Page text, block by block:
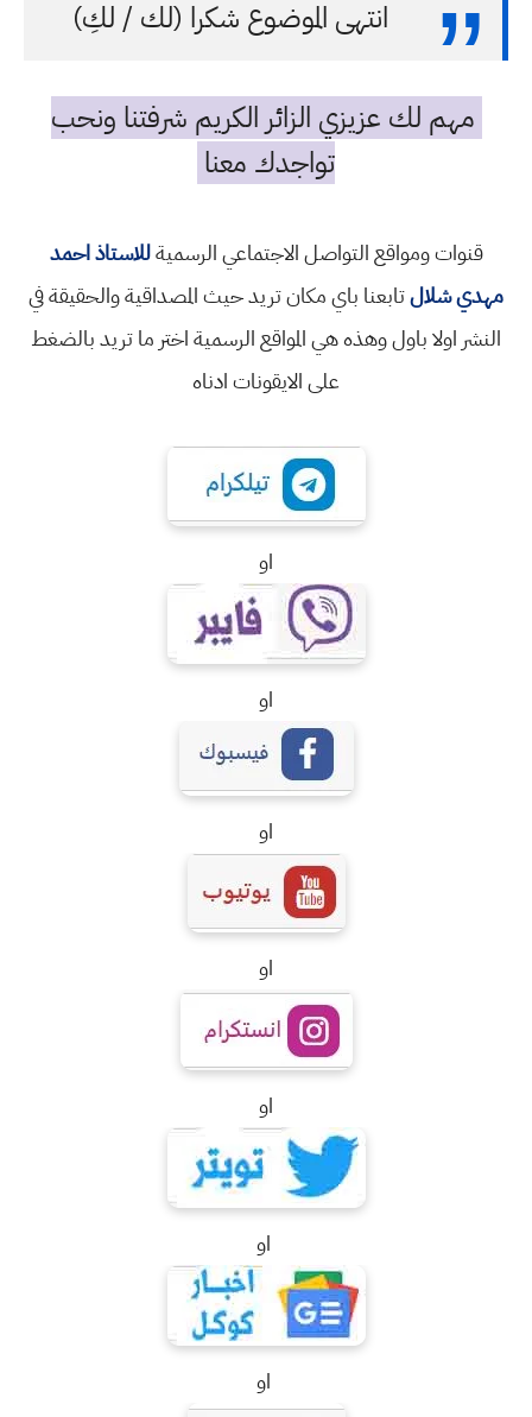
انتهى الموضوع شكرا (لك / لكِ)
مهم لك عزيزي الزائر الكريم شرفتنا ونحب
تواجدك معنا
قنوات ومواقع التواصل الاجتماعي الرسميةللاستاذ احمد
مهدي شلالتابعنا باي مكان تريد حيث المصداقية والحقيقة في
النشر اولا باول وهذه هي المواقع الرسمية اختر ما تريد بالضغط
على الايقونات ادناه
او
او
او
او
او
او
او